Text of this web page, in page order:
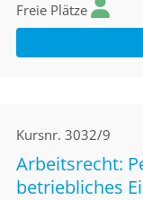
Freie Plätze
Kursnr. 3032/9
Arbeitsrecht:
betriebliches